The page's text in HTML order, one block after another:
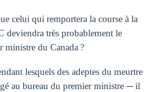
celui qui remportera la course à la
deviendra très probablement le
ministre du Canada ?
lesquels des adeptes du meurtre
au bureau du premier ministre ─ il